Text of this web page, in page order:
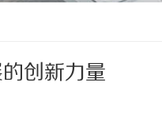
创新力量